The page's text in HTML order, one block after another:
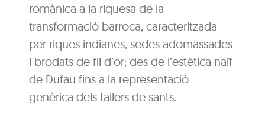
romànica a la riquesa de la
transformació barroca, caracteritzada
per riques indianes, sedes adomassades
i brodats de fil d’or; des de l’estètica naïf
de Dufau fins a la representació
genèrica dels tallers de sants.